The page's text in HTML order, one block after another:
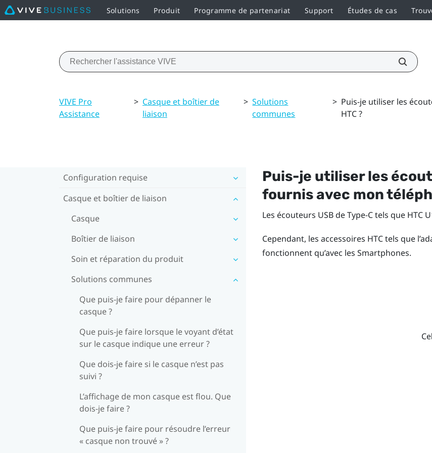
Solutions Produit Programme de partenariat Support Études de cas
VIVE Pro
Assistance
> Casque et boîtier de
liaison
> Solutions
communes
> Puis-je utiliser les
HTC ?
Configuration requise
Casque et boîtier de liaison
Casque
Boîtier de liaison
Soin et réparation du produit
Solutions communes
Que puis-je faire pour dépanner le
casque ?
Que puis-je faire lorsque le voyant d’état
sur le casque indique une erreur ?
Que dois-je faire si le casque n’est pas
suivi ?
L’affichage de mon casque est flou. Que
dois-je faire ?
Que puis-je faire pour résoudre l’erreur
« casque non trouvé » ?
Puis-je utiliser les
fournis avec mon
Les écouteurs USB de Type-Ctels que HTC
Cependant, les accessoires HTC tels que
fonctionnent qu’avec les Smartphones.